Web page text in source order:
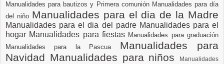
Manualidades para bautizos y Primera comunión Manualidades para día
del niño Manualidades para el dia de la Madre
Manualidades para el dia del padre Manualidades para el
hogar Manualidades para fiestas Manualidades para graduación
Manualidades para la Pascua Manualidades para
Navidad Manualidades para niños
Manualidades